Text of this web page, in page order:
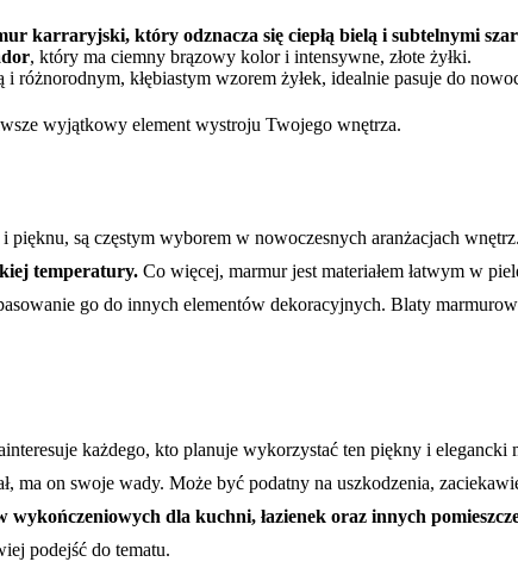
karraryjski, który odznacza się ciepłą bielą i subtelnymi
, który ma ciemny brązowy kolor i intensywne, złote żyłki.
i różnorodnym, kłębiastym wzorem żyłek, idealnie pasuje do
wyjątkowy element wystroju Twojego wnętrza.
są częstym wyborem w nowoczesnych aranżacjach
temperatury. Co więcej, marmur jest materiałem łatwym w
go do innych elementów dekoracyjnych. Blaty
każdego, kto planuje wykorzystać ten piękny i
ma on swoje wady. Może być podatny na uszkodzenia,
dla kuchni, łazienek oraz innych
podejść do tematu.